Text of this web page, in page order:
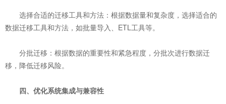
‌选择合适的迁移工具和方法‌：根据数据量和复杂度，选择适合的
数据迁移工具和方法，如批量导入、ETL工具等。
‌分批迁移‌：根据数据的重要性和紧急程度，分批次进行数据迁
移，降低迁移风险。
四、优化系统集成与兼容性